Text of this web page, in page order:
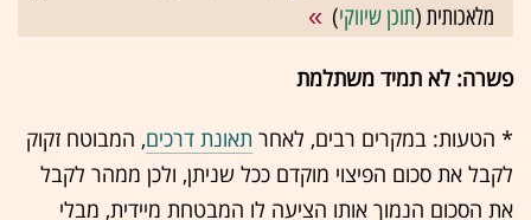
מלאכותית (תוכן שיווקי)
פשרה: לא תמיד משתלמת
* הטעות: במקרים רבים, לאחר תאונת דרכים, המבוטח זקוק
לקבל את סכום הפיצוי מוקדם ככל שניתן, ולכן ממהר לקבל
את הסכום הנמוך אותו הציעה לו המבטחת מיידית, מבלי